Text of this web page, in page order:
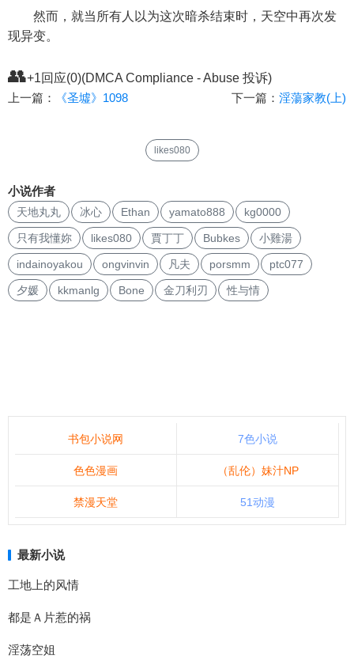
然而，就当所有人以为这次暗杀结束时，天空中再次发
现异变。
👥+1回应(0)(DMCA Compliance - Abuse 投诉)
上一篇：
《圣墟》1098 下一篇： 淫蕩家教(上)
likes080
小说作者
天地丸丸 冰心 Ethan yamato888 kg0000
只有我懂妳 likes080 賈丁丁 Bubkes 小雞湯
indainoyakou ongvinvin 凡夫 porsmm ptc077
夕媛 kkmanlg Bone 金刀利刃 性与情
书包小说网 7色小说
色色漫画 （乱伦）妹汁NP
禁漫天堂 51动漫
最新小说
工地上的风情
都是Ａ片惹的祸
淫荡空姐